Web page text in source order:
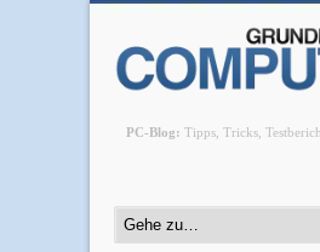
PC-Blog: Tipps, Tricks,